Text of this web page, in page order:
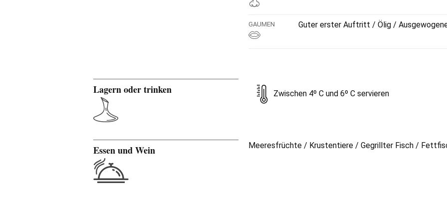
GAUMEN Guter erster Auftritt / Ölig /
Lagern oder trinken Zwischen 4º C und 6º C servieren
Essen und Wein Meeresfrüchte / Krustentiere / Gegrillter Fisch /